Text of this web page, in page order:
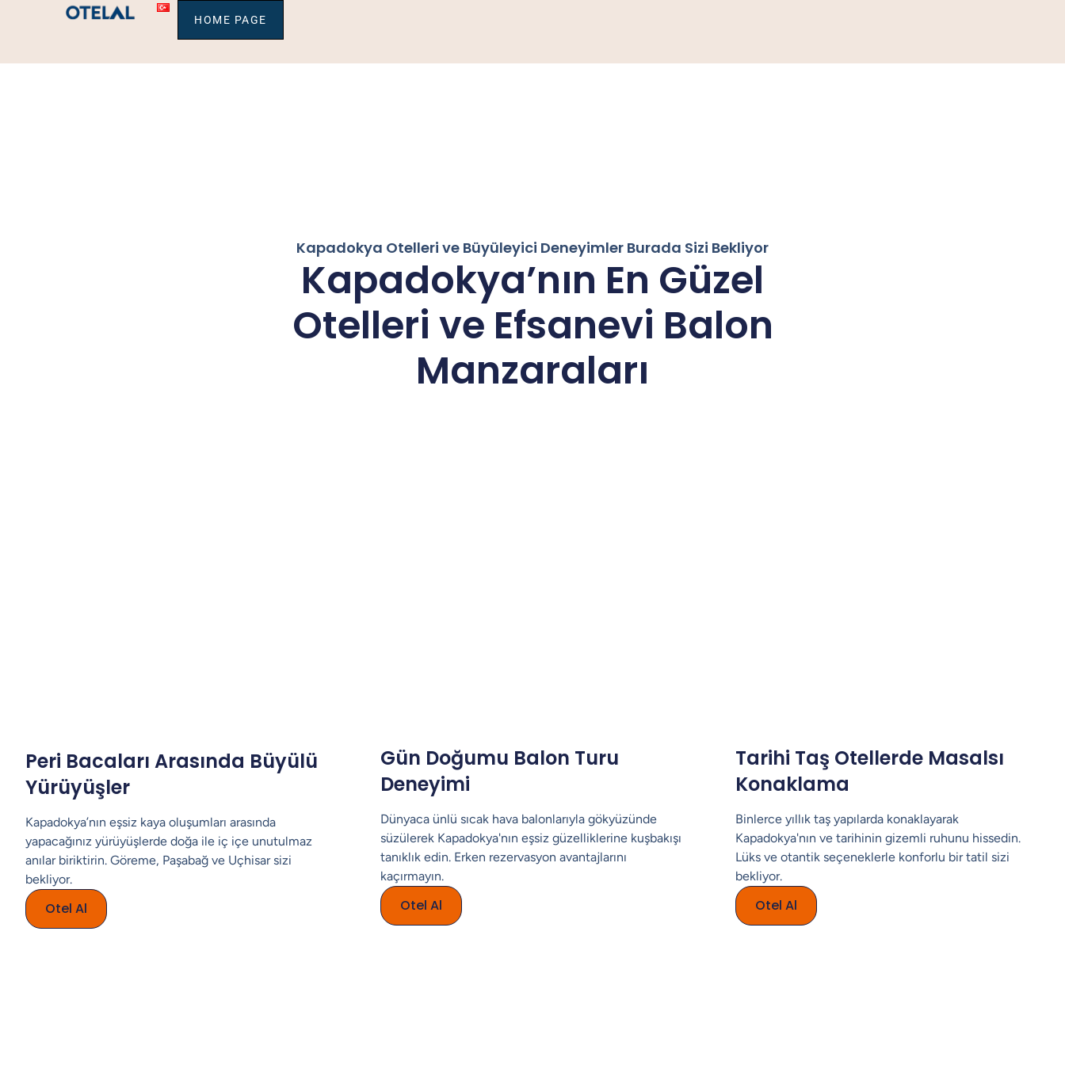
HOME PAGE
Kapadokya Otelleri ve Büyüleyici Deneyimler Burada Sizi Bekliyor
Kapadokya’nın En Güzel
Otelleri ve Efsanevi Balon
Manzaraları
Peri Bacaları Arasında Büyülü
Yürüyüşler
Kapadokya’nın eşsiz kaya oluşumları arasında
yapacağınız yürüyüşlerde doğa ile iç içe unutulmaz
anılar biriktirin. Göreme, Paşabağ ve Uçhisar sizi
bekliyor.
Otel Al
Gün Doğumu Balon Turu
Deneyimi
Dünyaca ünlü sıcak hava balonlarıyla gökyüzünde
süzülerek Kapadokya'nın eşsiz güzelliklerine kuşbakışı
tanıklık edin. Erken rezervasyon avantajlarını
kaçırmayın.
Otel Al
Tarihi Taş Otellerde Masalsı
Konaklama
Binlerce yıllık taş yapılarda konaklayarak
Kapadokya'nın ve tarihinin gizemli ruhunu hissedin.
Lüks ve otantik seçeneklerle konforlu bir tatil sizi
bekliyor.
Otel Al